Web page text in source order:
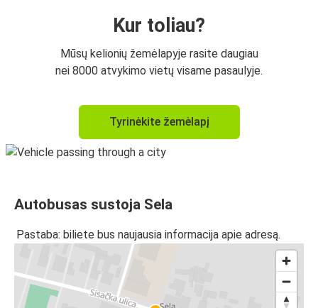
Kur toliau?
Mūsų kelionių žemėlapyje rasite daugiau
nei 8000 atvykimo vietų visame pasaulyje.
Tyrinėkite žemėlapį
Autobusas sustoja Sela
Pastaba: biliete bus naujausia informacija apie adresą.